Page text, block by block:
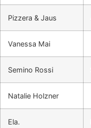
Pizzera & Jaus
Vanessa Mai
Semino Rossi
Natalie Holzner
Ela.